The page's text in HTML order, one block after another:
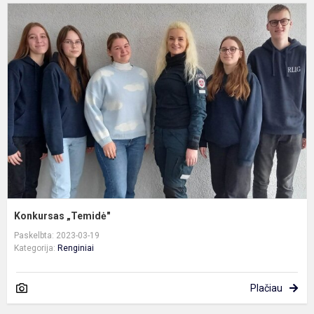
Konkursas „Temidė"
Paskelbta: 2023-03-19
Kategorija: Renginiai
Plačiau